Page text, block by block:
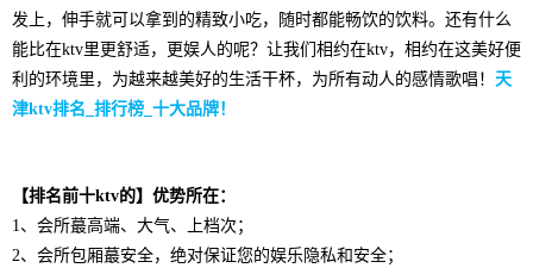
发上，伸手就可以拿到的精致小吃，随时都能畅饮的饮料。还有什么
能比在ktv里更舒适，更娱人的呢？让我们相约在ktv，相约在这美好便
利的环境里，为越来越美好的生活干杯，为所有动人的感情歌唱！ 天
津ktv排名_排行榜_十大品牌！
【排名前十ktv的】优势所在：
1、会所蕞高端、大气、上档次；
2、会所包厢蕞安全，绝对保证您的娱乐隐私和安全；